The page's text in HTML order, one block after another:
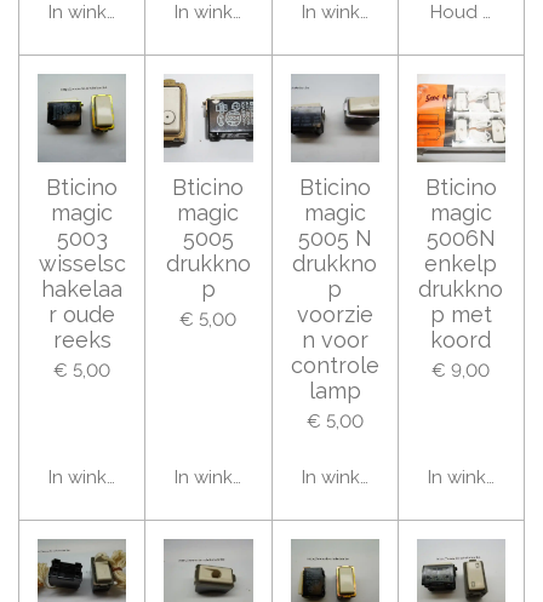
In winkelwagenIn winkelwagenIn winkelwagenHoud mij
Bticino
magic
5003
wisselsc
hakelaa
r oude
reeks
€ 5,00
In winkelwagen
Bticino
magic
5005
drukkno
p
€ 5,00
In winkelwagen
Bticino
magic
5005 N
drukkno
p
voorzie
n voor
controle
lamp
€ 5,00
In winkelwagen
Bticino
magic
5006N
enkelp
drukkno
p met
koord
€ 9,00
In